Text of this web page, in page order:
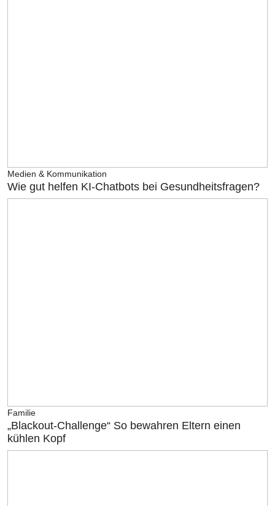
Medien & Kommunikation
Wie gut helfen KI-Chatbots bei Gesundheitsfragen?
Familie
„Blackout-Challenge“ So bewahren Eltern einen
kühlen Kopf